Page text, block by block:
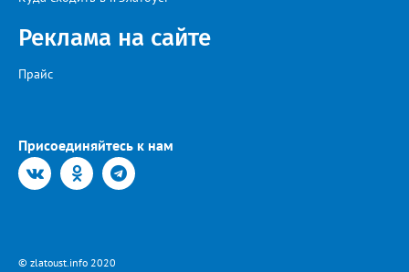
Когда будет восстановлена подача воды в дом №88 в
комментарии не уточняется.
Реклама на сайте
Прайс
Присоединяйтесь к нам
© zlatoust.info 2020